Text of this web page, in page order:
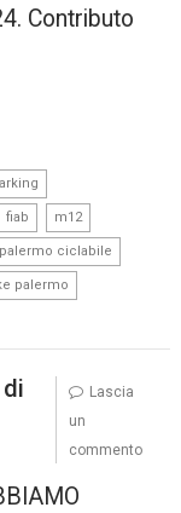
Contributo
fiab m12
palermo ciclabile
palermo
Lascia
un
commento